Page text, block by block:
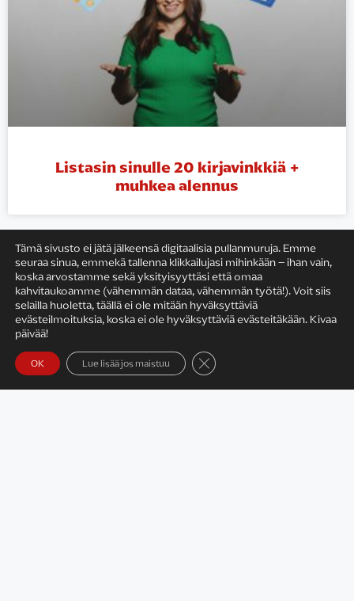
Listasin sinulle 20 kirjavinkkiä +
muhkea alennus
KIRJAILIJAN TYÖ
Tämä sivusto ei jätä jälkeensä digitaalisia pullanmuruja. Emme
seuraa sinua, emmekä tallenna klikkailujasi mihinkään – ihan vain,
koska arvostamme sekä yksityisyyttäsi että omaa
kahvitaukoamme (vähemmän dataa, vähemmän työtä!). Voit siis
selailla huoletta, täällä ei ole mitään hyväksyttäviä
evästeilmoituksia, koska ei ole hyväksyttäviä evästeitäkään. Kivaa
päivää!
OK Lue lisää jos maistuu Sulje evästebanneri